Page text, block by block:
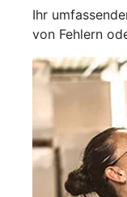
Ihr
von Fehlern